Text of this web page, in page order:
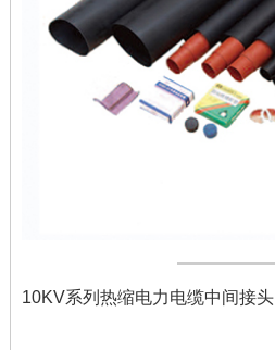
10KV系列热缩电力电缆中间接头